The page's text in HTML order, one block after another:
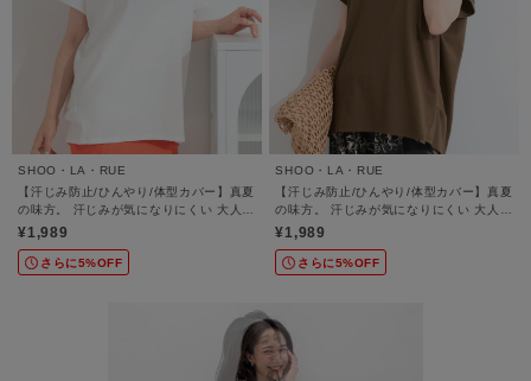
SHOO・LA・RUE
【汗じみ防止/ひんやり/体型カバー】真夏
の味方。 汗じみが気になりにくい 大人の
刺繍ロゴTシャツ
¥1,989
さらに5%OFF
SHOO・LA・RUE
【汗じみ防止/ひんやり/体型カバー】真夏
の味方。 汗じみが気になりにくい 大人の
刺繍ロゴTシャツ
¥1,989
さらに5%OFF